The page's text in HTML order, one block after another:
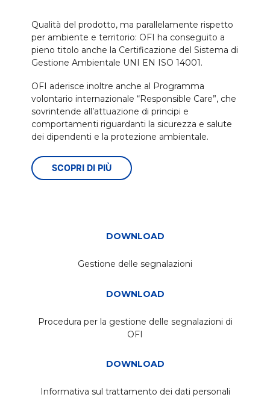
Qualità del prodotto, ma parallelamente rispetto
per ambiente e territorio: OFI ha conseguito a
pieno titolo anche la Certificazione del Sistema di
Gestione Ambientale UNI EN ISO 14001.
OFI aderisce inoltre anche al Programma
volontario internazionale “Responsible Care”, che
sovrintende all’attuazione di principi e
comportamenti riguardanti la sicurezza e salute
dei dipendenti e la protezione ambientale.
SCOPRI DI PIÙ
DOWNLOAD
Gestione delle segnalazioni
DOWNLOAD
Procedura per la gestione delle segnalazioni di
OFI
DOWNLOAD
Informativa sul trattamento dei dati personali